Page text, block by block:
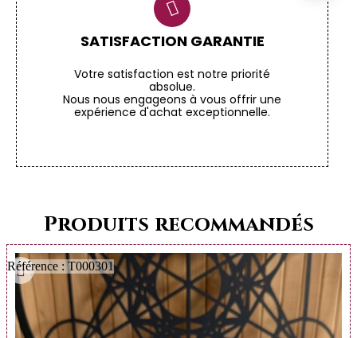
SATISFACTION GARANTIE
Votre satisfaction est notre priorité
absolue.
Nous nous engageons à vous offrir une
expérience d'achat exceptionnelle.
Produits recommandés
Référence : T000301